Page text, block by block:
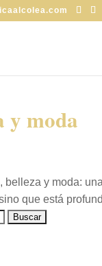
y moda
belleza y moda:
que está